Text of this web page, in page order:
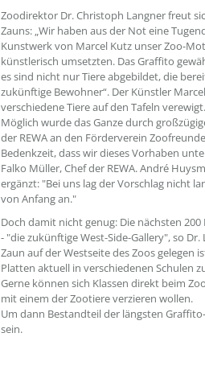
Zoodirektor Dr. Christoph Langner freut
Zauns: „Wir haben aus der Not eine
Kunstwerk von Marcel Kutz unser Zoo-
künstlerisch umsetzten. Das Graffito
es sind nicht nur Tiere abgebildet, die
zukünftige Bewohner“. Der Künstler
verschiedene Tiere auf den Tafeln verewigt.
Möglich wurde das Ganze durch
der REWA an den Förderverein
Bedenkzeit, dass wir dieses Vorhaben
Falko Müller, Chef der REWA. André
ergänzt: "Bei uns lag der Vorschlag nicht
von Anfang an."
Doch damit nicht genug: Die nächsten
- "die zukünftige West-Side-Gallery", so
Zaun auf der Westseite des Zoos gelegen
Platten aktuell in verschiedenen Schulen
Gerne können sich Klassen direkt beim
mit einem der Zootiere verzieren wollen.
Um dann Bestandteil der längsten
sein.